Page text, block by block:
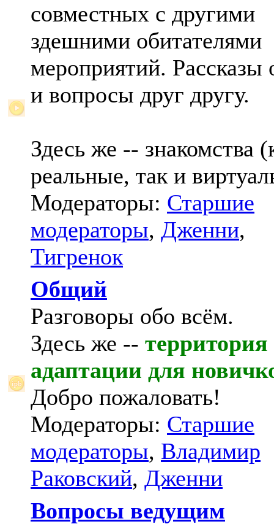
совместных с другими
здешними обитателями
мероприятий. Рассказы
и вопросы друг другу.
Здесь же -- знакомства
реальные, так и
Модераторы: Старшие
модераторы, Дженни,
Тигренок
Общий
Разговоры обо всём.
Здесь же -- территория
адаптации для
Добро пожаловать!
Модераторы: Старшие
модераторы, Владимир
Раковский, Дженни
Вопросы ведущим